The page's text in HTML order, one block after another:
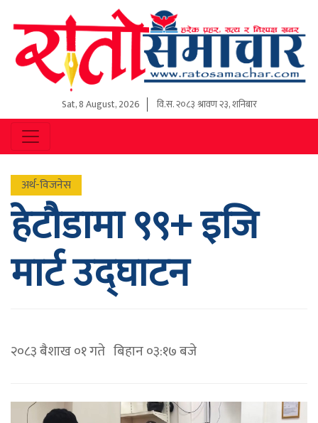
Sat, 8 August, 2026 वि.स.२०८३ श्रावण २३, शनिबार
अर्थ-विजनेस
हेटौडामा ९९+ इजि
मार्ट उद्घाटन
२०८३ बैशाख ०१ गते बिहान ०३:१७ बजे